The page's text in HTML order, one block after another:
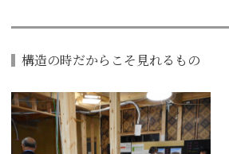
構造の時だからこそ見れるもの